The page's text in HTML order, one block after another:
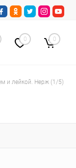
0 0
и лейкой. Нерж (1/5)